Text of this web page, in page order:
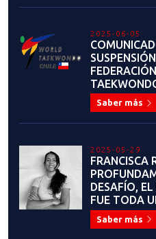
2025-06-05
Saber más
2025-05-29
FRANCISCA
DESAFÍO,
FUE TODA
Saber más